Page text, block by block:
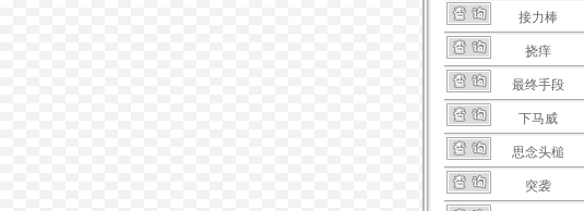
接力棒
挠痒
最终手段
下马威
思念头槌
突袭